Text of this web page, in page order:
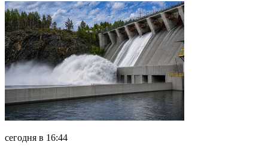
сегодня в 16:44